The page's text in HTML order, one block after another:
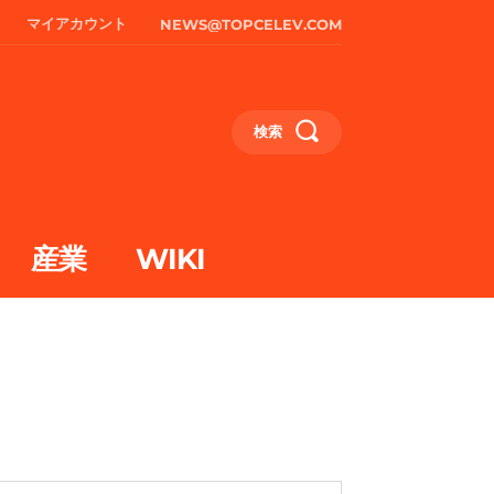
マイアカウント NEWS@TOPCELEV.COM
検索
産業 WIKI